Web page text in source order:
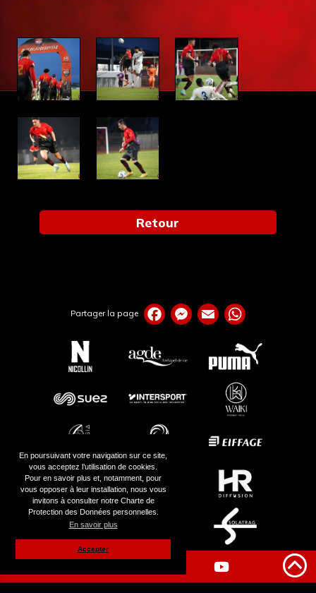
En poursuivant votre navigation sur ce site,
vous acceptez l’utilisation de cookies.
Pour en savoir plus et, notamment, pour
vous opposer à leur installation, nous vous
invitons à consulter notre Charte de
Protection des Données personnelles.
En savoir plus
Accepter
Retour
Partager la page